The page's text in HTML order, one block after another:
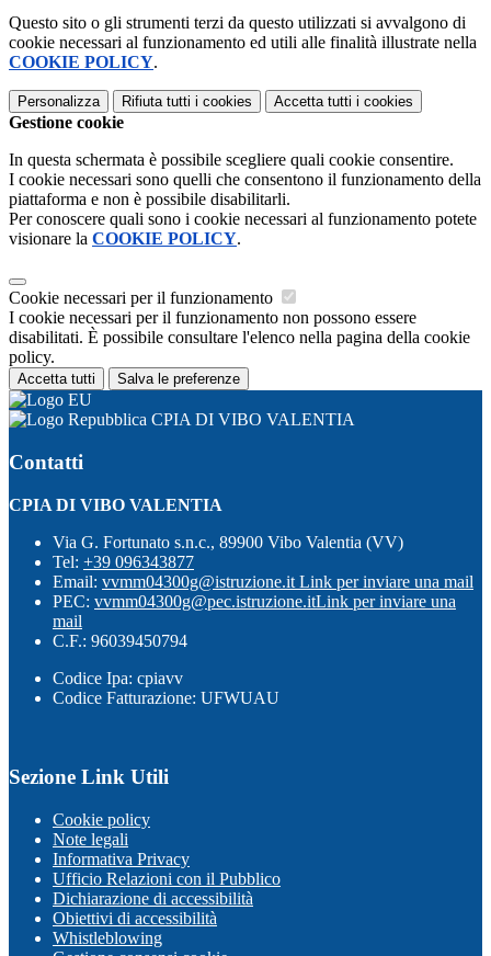
Questo sito o gli strumenti terzi da questo utilizzati si avvalgono di
cookie necessari al funzionamento ed utili alle finalità illustrate nella
COOKIE POLICY.
Personalizza Rifiuta tutti i cookies Accetta tutti i cookies
Gestione cookie
In questa schermata è possibile scegliere quali cookie consentire.
I cookie necessari sono quelli che consentono il funzionamento della
piattaforma e non è possibile disabilitarli.
Per conoscere quali sono i cookie necessari al funzionamento potete
visionare la COOKIE POLICY.
Cookie necessari per il funzionamento
I cookie necessari per il funzionamento non possono essere
disabilitati. È possibile consultare l'elenco nella pagina della cookie
policy.
Accetta tutti Salva le preferenze
CPIA DI VIBO VALENTIA
Contatti
CPIA DI VIBO VALENTIA
Via G. Fortunato s.n.c., 89900 Vibo Valentia (VV)
Tel: +39 096343877
Email: vvmm04300g@istruzione.it Link per inviare una mail
PEC: vvmm04300g@pec.istruzione.itLink per inviare una
mail
C.F.: 96039450794
Codice Ipa: cpiavv
Codice Fatturazione: UFWUAU
Sezione Link Utili
Cookie policy
Note legali
Informativa Privacy
Ufficio Relazioni con il Pubblico
Dichiarazione di accessibilità
Obiettivi di accessibilità
Whistleblowing